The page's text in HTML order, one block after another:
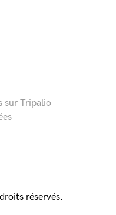
sur Tripalio
réservés.